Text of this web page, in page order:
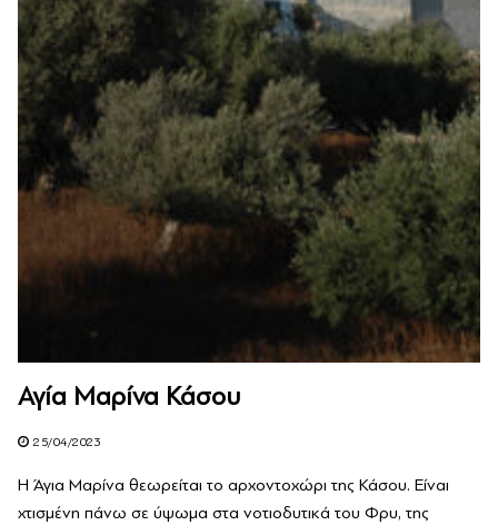
Αγία Μαρίνα Κάσου
25/04/2023
Η Άγια Μαρίνα θεωρείται το αρχοντοχώρι της Κάσου. Είναι
χτισμένη πάνω σε ύψωμα στα νοτιοδυτικά του Φρυ, της